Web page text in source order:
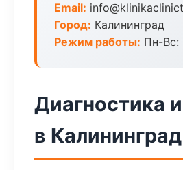
Email:
Город: Калининград
Режим работы: Пн-Вс:
Диагностика
в Калининград